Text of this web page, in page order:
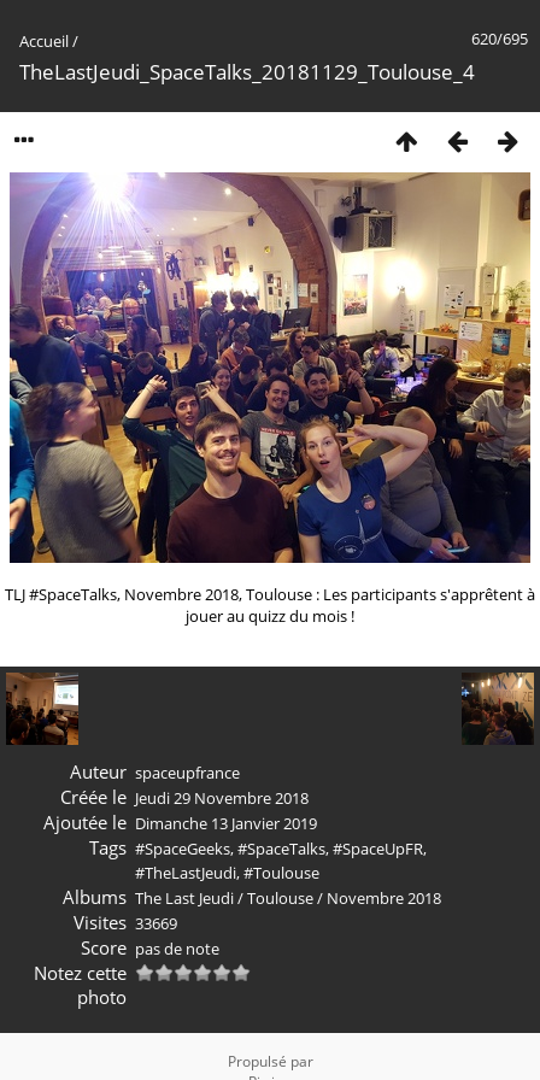
620/695
Accueil/
TheLastJeudi_SpaceTalks_20181129_Toulouse_4
TLJ #SpaceTalks, Novembre 2018, Toulouse : Les participants s'apprêtent à
jouer au quizz du mois !
Auteur spaceupfrance
Créée le Jeudi 29 Novembre 2018
Ajoutée le Dimanche 13 Janvier 2019
Tags #SpaceGeeks,#SpaceTalks,#SpaceUpFR,
#TheLastJeudi,#Toulouse
Albums The Last Jeudi/Toulouse/ Novembre 2018
Visites 33669
Score pas de note
Notez cette
photo
Propulsé par